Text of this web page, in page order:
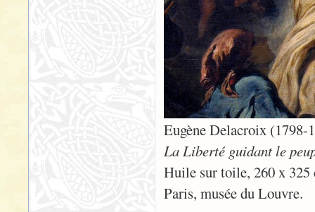
Eugène Delacroix (1798-
La Liberté guidant le
Huile sur toile, 260 x 325
Paris, musée du Louvre.